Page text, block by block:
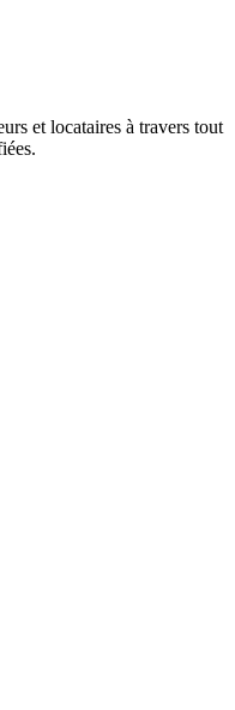
et locataires à travers tout